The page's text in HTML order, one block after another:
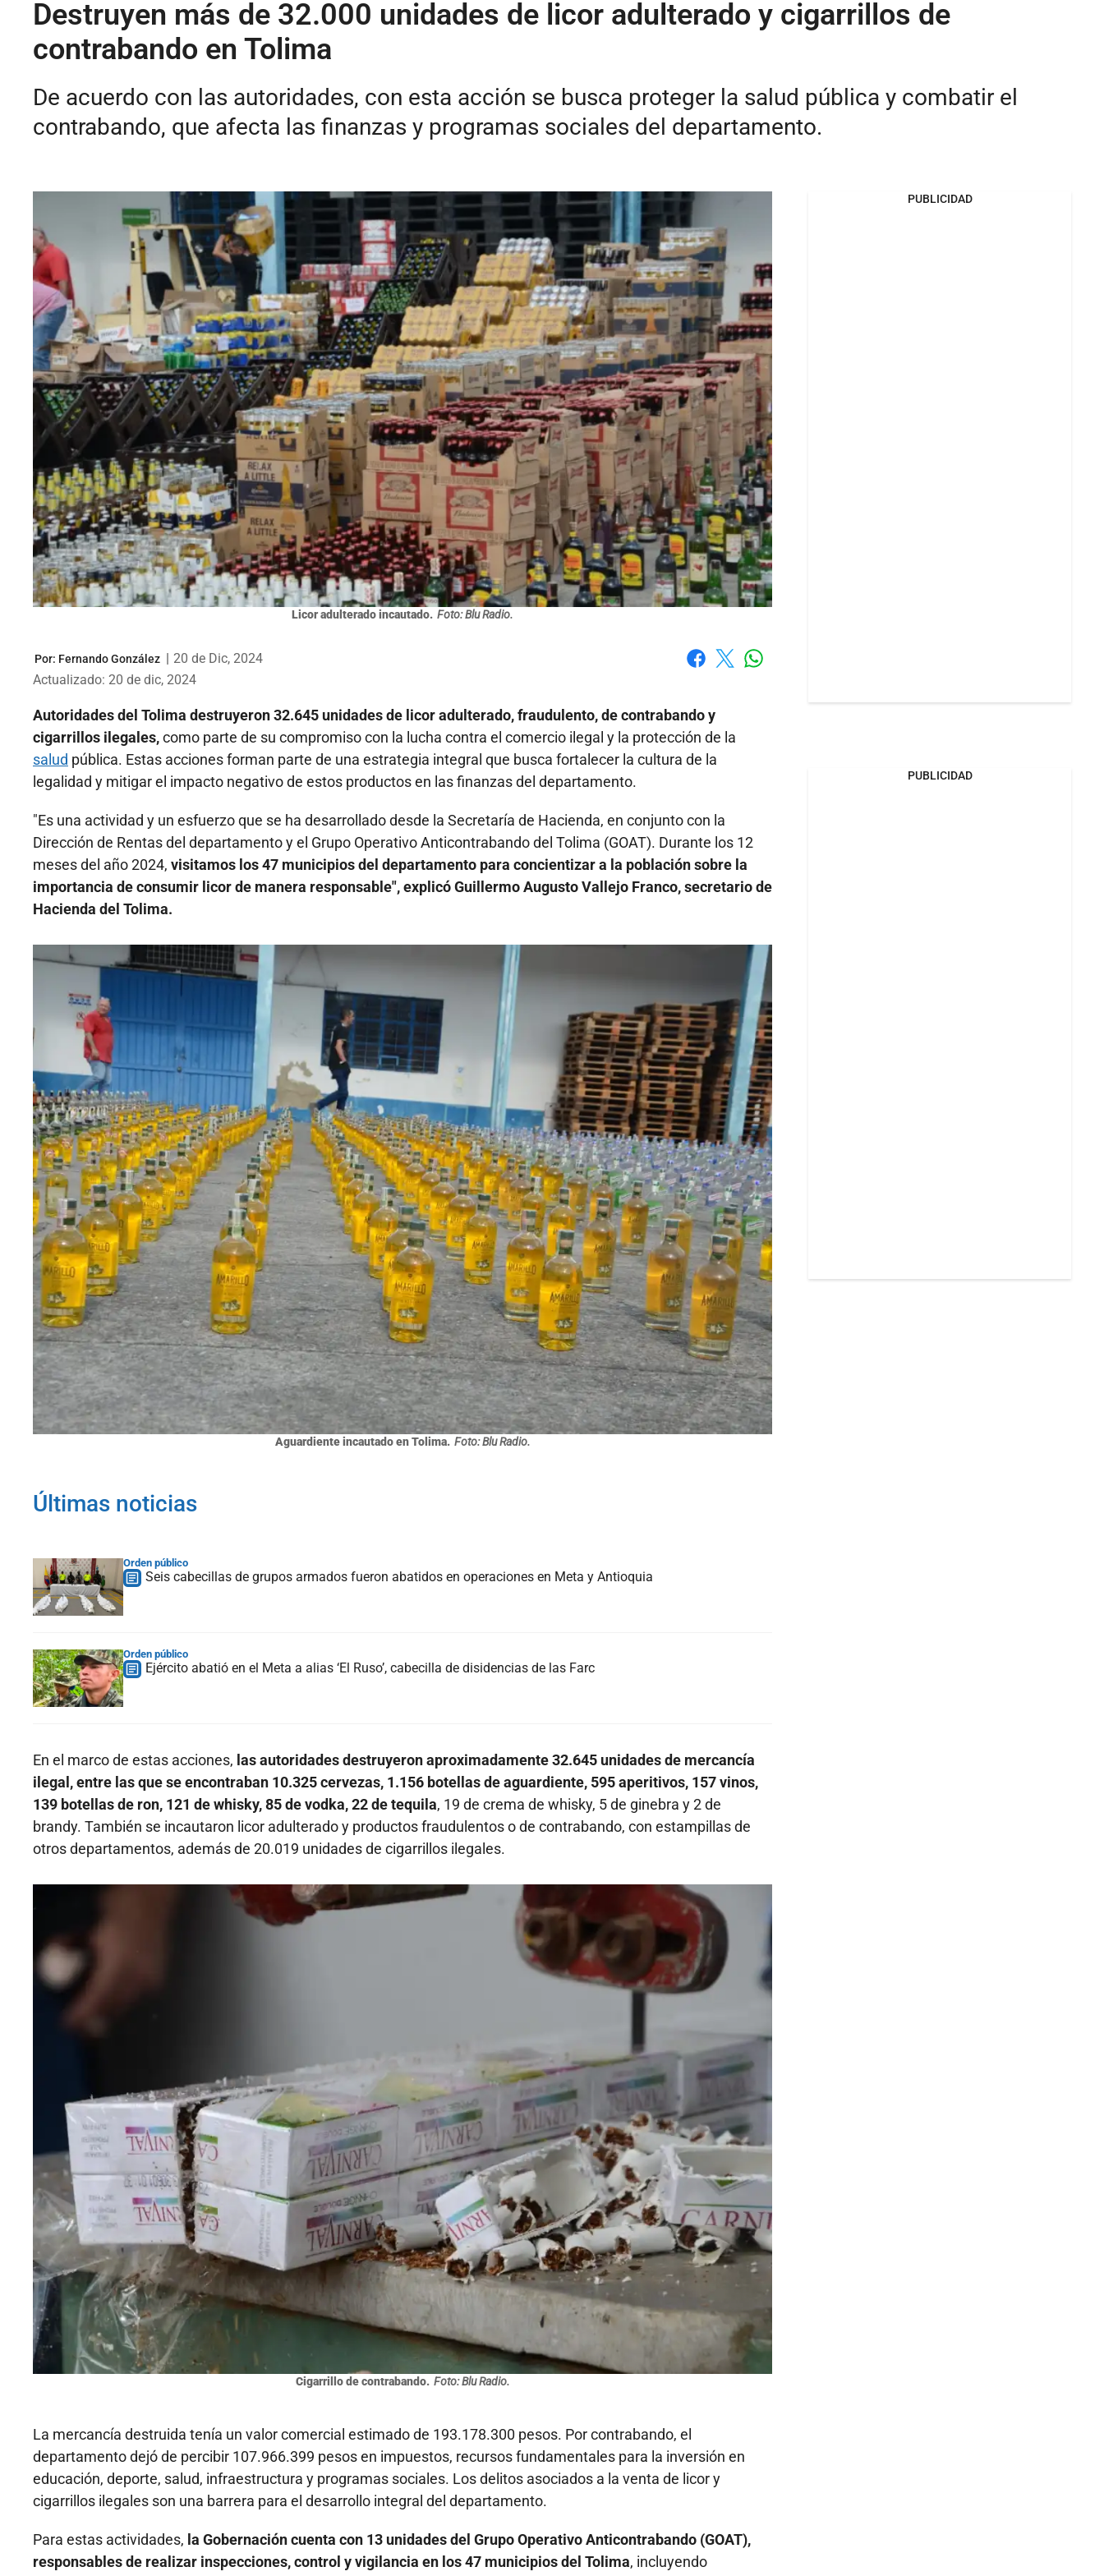
Destruyen más de 32.000 unidades de licor adulterado y cigarrillos de
contrabando en Tolima
De acuerdo con las autoridades, con esta acción se busca proteger la salud pública y combatir el
contrabando, que afecta las finanzas y programas sociales del departamento.
Licor adulterado incautado. Foto: Blu Radio.
Por: Fernando González | 20 de Dic, 2024
Actualizado: 20 de dic, 2024
Autoridades del Tolima destruyeron 32.645 unidades de licor adulterado, fraudulento, de contrabando y
cigarrillos ilegales,como parte de su compromiso con la lucha contra el comercio ilegal y la protección de la
salud pública. Estas acciones forman parte de una estrategia integral que busca fortalecer la cultura de la
legalidad y mitigar el impacto negativo de estos productos en las finanzas del departamento.
"Es una actividad y un esfuerzo que se ha desarrollado desde la Secretaría de Hacienda, en conjunto con la
Dirección de Rentas del departamento y el Grupo Operativo Anticontrabando del Tolima (GOAT). Durante los 12
meses del año 2024, visitamos los 47 municipios del departamento para concientizar a la población sobre la
importancia de consumir licor de manera responsable", explicó Guillermo Augusto Vallejo Franco, secretario de
Hacienda del Tolima.
Aguardiente incautado en Tolima. Foto: Blu Radio.
Últimas noticias
Orden público
Seis cabecillas de grupos armados fueron abatidos en operaciones en Meta y Antioquia
Orden público
Ejército abatió en el Meta a alias ‘El Ruso’, cabecilla de disidencias de las Farc
En el marco de estas acciones, las autoridades destruyeron aproximadamente 32.645 unidades de mercancía
ilegal, entre las que se encontraban 10.325 cervezas, 1.156 botellas de aguardiente, 595 aperitivos, 157 vinos,
139 botellas de ron, 121 de whisky, 85 de vodka, 22 de tequila, 19 de crema de whisky, 5 de ginebra y 2 de
brandy. También se incautaron licor adulterado y productos fraudulentos o de contrabando, con estampillas de
otros departamentos, además de 20.019 unidades de cigarrillos ilegales.
Cigarrillo de contrabando. Foto: Blu Radio.
La mercancía destruida tenía un valor comercial estimado de 193.178.300 pesos. Por contrabando, el
departamento dejó de percibir 107.966.399 pesos en impuestos, recursos fundamentales para la inversión en
educación, deporte, salud, infraestructura y programas sociales. Los delitos asociados a la venta de licor y
cigarrillos ilegales son una barrera para el desarrollo integral del departamento.
Para estas actividades, la Gobernación cuenta con 13 unidades del Grupo Operativo Anticontrabando (GOAT),
responsables de realizar inspecciones, control y vigilancia en los 47 municipios del Tolima, incluyendo
PUBLICIDAD
PUBLICIDAD